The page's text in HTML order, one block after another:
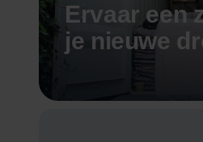
Ervaar een
je nieuwe